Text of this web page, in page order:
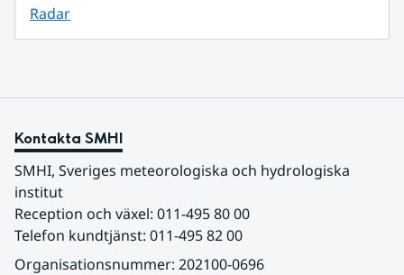
Radar
Kontakta SMHI
SMHI, Sveriges meteorologiska och hydrologiska
institut
Reception och växel: 011-495 80 00
Telefon kundtjänst: 011-495 82 00
Organisationsnummer: 202100-0696